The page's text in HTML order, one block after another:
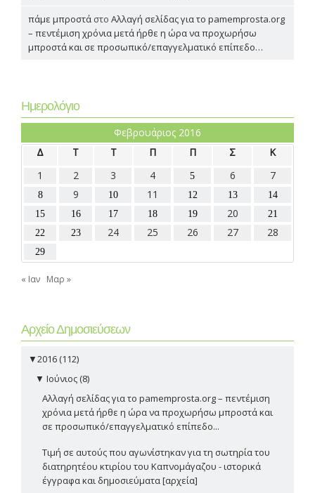
πάμε μπροστά στο Αλλαγή σελίδας για το pamemprosta.org
– πεντέμιση χρόνια μετά ήρθε η ώρα να προχωρήσω
μπροστά και σε προσωπικό/επαγγελματικό επίπεδο…
Ημερολόγιο
Φεβρουάριος 2016
Δ
Τ Τ Π Π Σ
Κ
1
2 3 4 5 6 7
8 9 10 11 12 13
14
15
16 17 18 19 20
21
22
23 24 25 26 27 28
29
« Ιαν Μαρ »
Αρχείο Δημοσιεύσεων
▼2016 (112)
▼ Ιούνιος (8)
Αλλαγή σελίδας για το pamemprosta.org – πεντέμιση
χρόνια μετά ήρθε η ώρα να προχωρήσω μπροστά και
σε προσωπικό/επαγγελματικό επίπεδο...
Τιμή σε αυτούς που αγωνίστηκαν για τη σωτηρία του
διατηρητέου κτιρίου του Καπνομάγαζου - ιστορικά
έγγραφα και δημοσιεύματα [αρχεία]